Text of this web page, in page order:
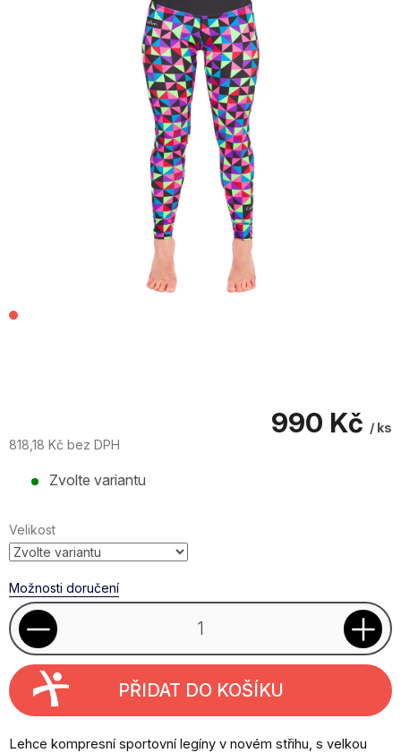
990 Kč / ks
818,18 Kč bez DPH
cena:
Zvolte variantu
Velikost
Možnosti doručení
PŘIDAT DO KOŠÍKU
Lehce kompresní sportovní legíny v novém střihu, s velkou